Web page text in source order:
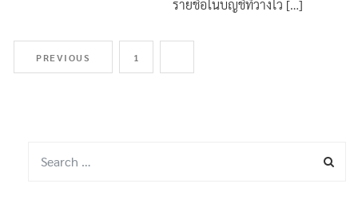
รายชื่อในบัญชีที่วางไว […]